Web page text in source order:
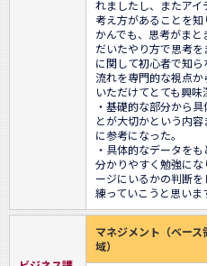
れましたし、またア
考え方があることを
かんでも、思考がま
だいたやり方で思考
に関して初心者で知
流れを専門的な視点
いただけてとても興味
・基礎的な部分から
とが大切かという内
に参考になった。
・具体的なデータを
分かりやすく勉強に
ージにいるかの判断
練っていこうと思いま
マネジメント（ベース
域）